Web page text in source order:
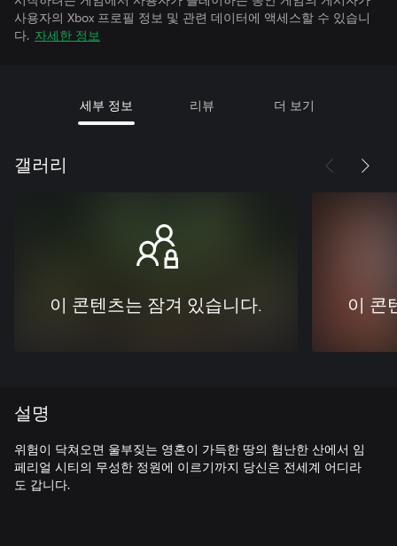
사용자의 Xbox 프로필 정보 및 관련 데이터에 액세스할 수 있습니
다. 자세한 정보
세부 정보 리뷰 더 보기
갤러리
이 콘텐츠는 잠겨 있습니다. 이 콘
설명
위험이 닥쳐오면 울부짖는 영혼이 가득한 땅의 험난한 산에서 임
페리얼 시티의 무성한 정원에 이르기까지 당신은 전세계 어디라
도 갑니다.